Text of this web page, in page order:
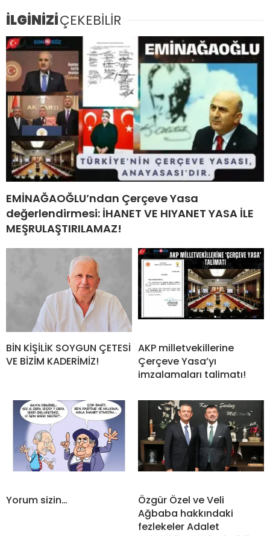
İLGİNİZİÇEKEBİLİR
EMİNAĞAOĞLU’ndan Çerçeve Yasa
değerlendirmesi: İHANET VE HIYANET YASA İLE
MEŞRULAŞTIRILAMAZ!
BİN KİŞİLİK SOYGUN ÇETESİ
VE BİZİM KADERİMİZ!
AKP milletvekillerine
Çerçeve Yasa’yı
imzalamaları talimatı!
Yorum sizin…
Özgür Özel ve Veli
Ağbaba hakkındaki
fezlekeler Adalet